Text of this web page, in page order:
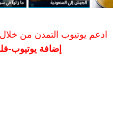
ادعم يوتيوب التمدن من خلال
إضافة يوتيوب-